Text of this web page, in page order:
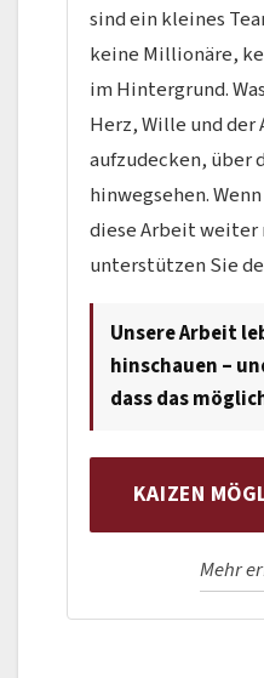
sind ein kleines
keine Millionäre,
im Hintergrund.
Herz, Wille und der
aufzudecken, über
hinwegsehen.
diese Arbeit
unterstützen Sie
Unsere Arbeit
hinschauen –
dass das
KAIZEN
Mehr